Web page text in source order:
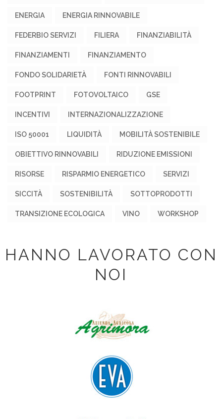
ENERGIA ENERGIA RINNOVABILE
FEDERBIO SERVIZI FILIERA FINANZIABILITÀ
FINANZIAMENTI FINANZIAMENTO
FONDO SOLIDARIETÀ FONTI RINNOVABILI
FOOTPRINT FOTOVOLTAICO GSE
INCENTIVI INTERNAZIONALIZZAZIONE
ISO 50001 LIQUIDITÀ MOBILITÀ SOSTENIBILE
OBIETTIVO RINNOVABILI RIDUZIONE EMISSIONI
RISORSE RISPARMIO ENERGETICO SERVIZI
SICCITÀ SOSTENIBILITÀ SOTTOPRODOTTI
TRANSIZIONE ECOLOGICA VINO WORKSHOP
HANNO LAVORATO CON
NOI